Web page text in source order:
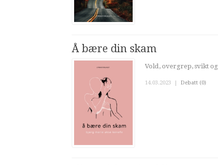
Å bære din skam
Vold, overgrep, svikt
14.03.2023 Debatt (0)